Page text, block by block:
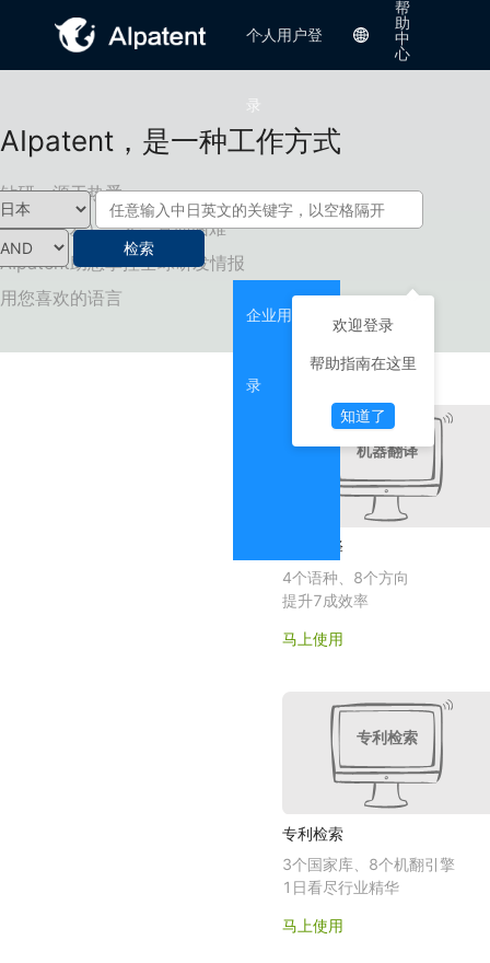
···
个人用户登
录
企业用户登
录
帮
助
中
心
AIpatent，是一种工作方式
钻研，源于热爱
唯有AI（爱），才会直面困难
AIpatent助您掌控全球研发情报
用您喜欢的语言
检索
机器翻译
机器翻译
4个语种、8个方向
提升7成效率
马上使用
专利检索
专利检索
3个国家库、8个机翻引擎
1日看尽行业精华
马上使用
欢迎登录
帮助指南在这里
知道了